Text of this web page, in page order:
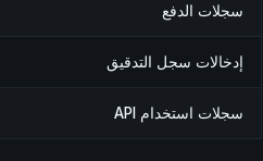
سجلات الدفع
إدخالات سجل التدقيق
سجلات استخدام API